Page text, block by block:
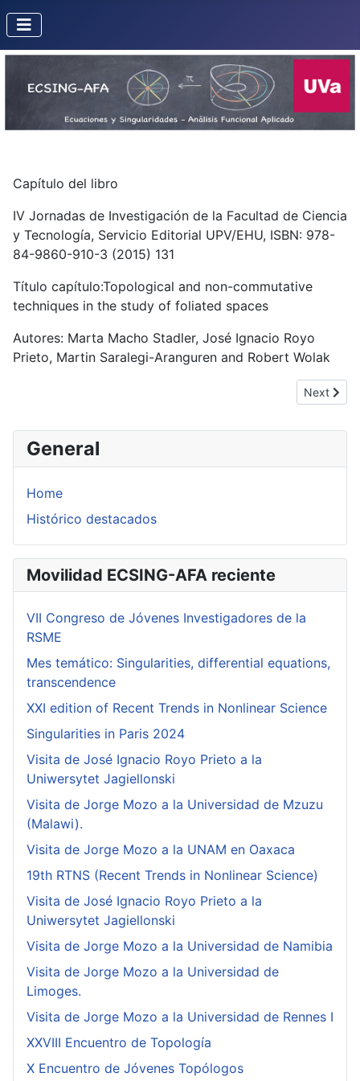
General
Home
Histórico destacados
Movilidad ECSING-AFA reciente
VII Congreso de Jóvenes Investigadores de la
RSME
Mes temático: Singularities, differential equations,
transcendence
XXI edition of Recent Trends in Nonlinear Science
Singularities in Paris 2024
Visita de José Ignacio Royo Prieto a la
Uniwersytet Jagiellonski
Visita de Jorge Mozo a la Universidad de Mzuzu
(Malawi).
Visita de Jorge Mozo a la UNAM en Oaxaca
19th RTNS (Recent Trends in Nonlinear Science)
Visita de José Ignacio Royo Prieto a la
Uniwersytet Jagiellonski
Visita de Jorge Mozo a la Universidad de Namibia
Visita de Jorge Mozo a la Universidad de
Limoges.
Visita de Jorge Mozo a la Universidad de Rennes I
XXVIII Encuentro de Topología
X Encuentro de Jóvenes Topólogos
Capítulo del libro
IV Jornadas de Investigación de la Facultad de Ciencia
y Tecnología, Servicio Editorial UPV/EHU, ISBN: 978-
84-9860-910-3 (2015) 131
Título capítulo:Topological and non-commutative
techniques in the study of foliated spaces
Autores: Marta Macho Stadler, José Ignacio Royo
Prieto, Martin Saralegi-Aranguren and Robert Wolak
Next
Next